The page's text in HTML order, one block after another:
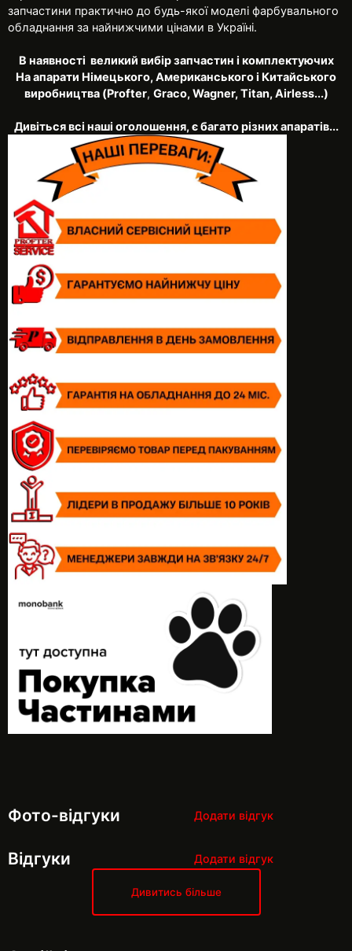
запчастини практично до будь-якої моделі фарбувального
обладнання за найнижчими цінами в Україні.
В наявності великий вибір запчастин і комплектуючих
На апарати Німецького, Американського і Китайського
виробництва (Profter, Graco, Wagner, Titan, Airless...)
Дивіться всі наші оголошення, є багато різних апаратів...
Фото-відгуки Додати відгук
Відгуки Додати відгук
Дивитись більше